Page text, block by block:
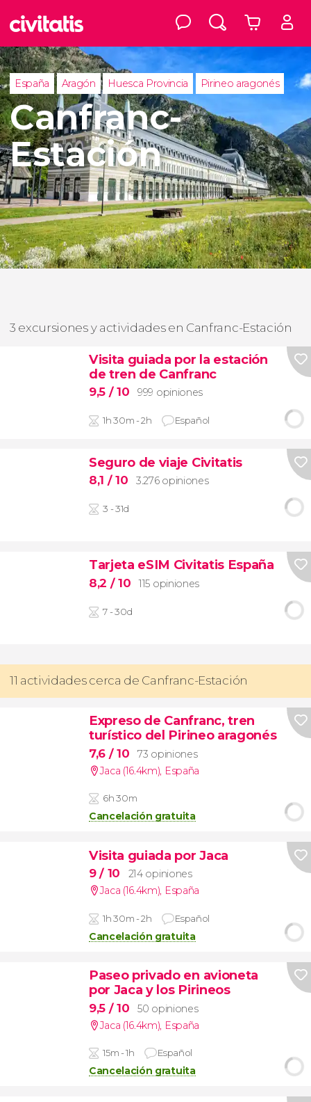
España Aragón Huesca Provincia Pirineo aragonés
Canfranc-
Estación
3 excursiones y actividades en Canfranc-Estación
Visita guiada por la estación
de tren de Canfranc
9,5 / 10 999 opiniones
1h 30m - 2h Español
Seguro de viaje Civitatis
8,1 / 10 3.276 opiniones
3 - 31d
Tarjeta eSIM Civitatis España
8,2 / 10 115 opiniones
7 - 30d
11 actividades cerca de Canfranc-Estación
Expreso de Canfranc, tren
turístico del Pirineo aragonés
7,6 / 10
73 opiniones
Jaca (16.4km) España
6h 30m
Cancelación gratuita
Visita guiada por Jaca
9/ 10
214 opiniones
Jaca (16.4km), España
1h 30m - 2h Español
Cancelación gratuita
Paseo privado en avioneta
por Jaca y los Pirineos
9,5 / 10
50 opiniones
Jaca (16.4km) España
15m - 1h Español
Cancelación gratuita